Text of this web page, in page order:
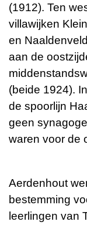
(1912). Ten
villawijken
en
aan de
(beide 1924).
de spoorlijn
geen
waren voor de
Aerdenhout
bestemming
leerlingen van